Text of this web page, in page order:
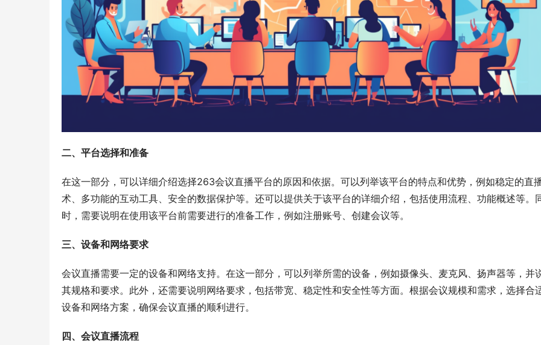
二、平台选择和准备
在这一部分，可以详细介绍选择263会议直播平台的原因和依据。可以列举该平台的特点和优势，例如稳定的直
术、多功能的互动工具、安全的数据保护等。还可以提供关于该平台的详细介绍，包括使用流程、功能概述等。
时，需要说明在使用该平台前需要进行的准备工作，例如注册账号、创建会议等。
三、设备和网络要求
会议直播需要一定的设备和网络支持。在这一部分，可以列举所需的设备，例如摄像头、麦克风、扬声器等，并
其规格和要求。此外，还需要说明网络要求，包括带宽、稳定性和安全性等方面。根据会议规模和需求，选择合
设备和网络方案，确保会议直播的顺利进行。
四、会议直播流程